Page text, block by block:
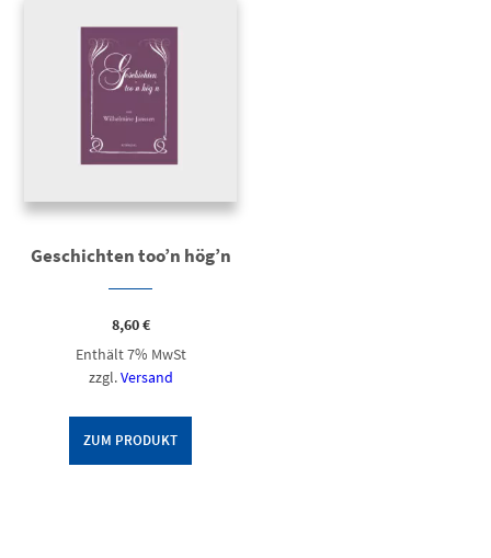
Geschichten too’n hög’n
8,60€
Enthält 7% MwSt
zzgl.Versand
ZUM PRODUKT